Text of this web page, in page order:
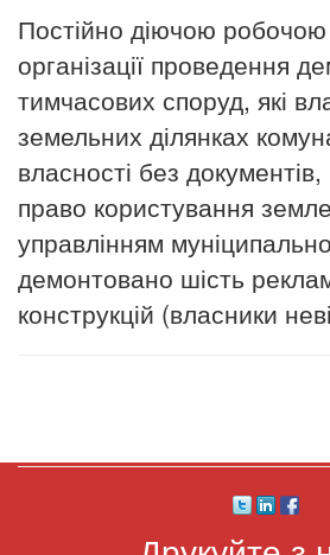
Постійно діючою
організації проведення
тимчасових споруд, які
земельних ділянках
власності без
право користування
управлінням
демонтовано шість
конструкцій (власники